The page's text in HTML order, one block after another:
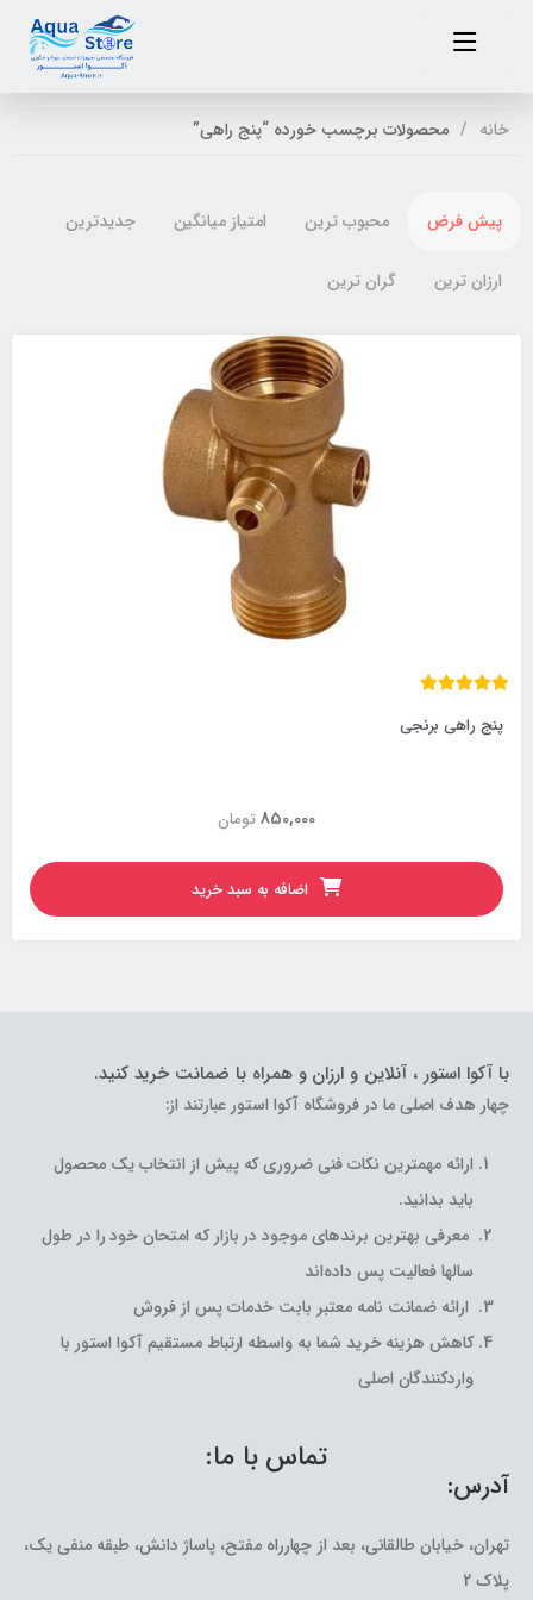
خانه محصولات برچسب خورده “پنج راهی”
پیش فرض محبوب ترین امتیاز میانگین جدیدترین
ارزان ترین گران ترین
پنج راهی برنجی
تومان850,000
اضافه به سبد خرید
با آکوا استور ، آنلاین و ارزان و همراه با ضمانت خرید کنید.
چهار هدف اصلی ما در فروشگاه آکوا استور عبارتند از:
ارائه مهمترین نکات فنی ضروری که پیش از انتخاب یک محصول
باید بدانید.
معرفی بهترین برندهای موجود در بازار که امتحان خود را در طول
سالها فعالیت پس داده‌اند
ارائه ضمانت نامه معتبر بابت خدمات پس از فروش
کاهش هزینه خرید شما به واسطه ارتباط مستقیم آکوا استور با
واردکنندگان اصلی
تماس با ما:
آدرس:
تهران، خیابان طالقانی، بعد از چهارراه مفتح، پاساژ دانش، طبقه منفی یک،
پلاک 2